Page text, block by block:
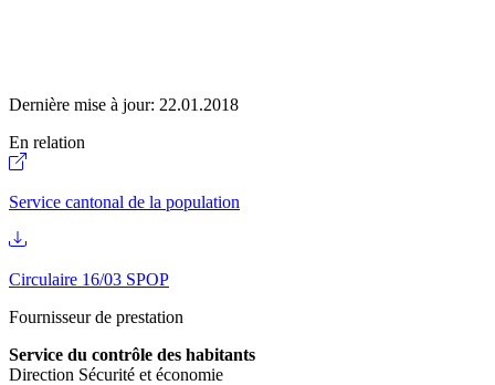
Dernière mise à jour: 22.01.2018
En relation
Service cantonal de la population
Circulaire 16/03 SPOP
Fournisseur de prestation
Service du contrôle des habitants
Direction Sécurité et économie